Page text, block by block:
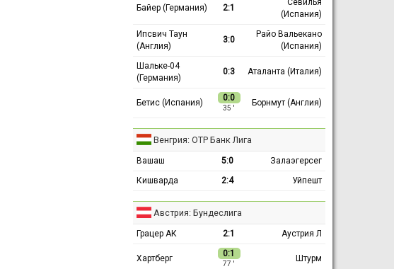
Байер (Германия) 2:1
(Испания)
Ипсвич Таун
(Англия)
3:0
Райо Вальекано
(Испания)
Шальке-04
(Германия)
0:3 Аталанта (Италия)
Бетис (Испания) 0:0
35 ′
Борнмут (Англия)
Венгрия: ОТР Банк Лига
Вашаш 5:0
Залаэгерсег
Кишварда
2:4 Уйпешт
Австрия: Бундеслига
Грацер АК 2:1 Аустрия Л
Хартберг 0:1
77 ′
Штурм